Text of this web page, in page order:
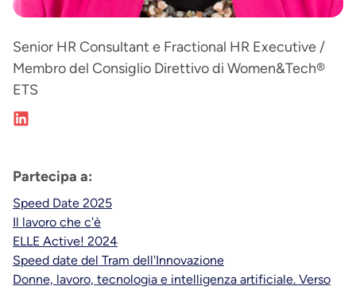
Senior HR Consultant e Fractional HR Executive /
Membro del Consiglio Direttivo di Women&Tech®
ETS
Partecipa a:
Speed Date 2025
Il lavoro che c'è
ELLE Active! 2024
Speed date del Tram dell'Innovazione
Donne, lavoro, tecnologia e intelligenza artificiale. Verso